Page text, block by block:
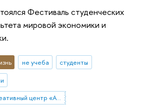
Фестиваль студенческих
мировой экономики и
не учеба
студенты
Международный креативный центр «Абитуриент. Студент. Выпускник»